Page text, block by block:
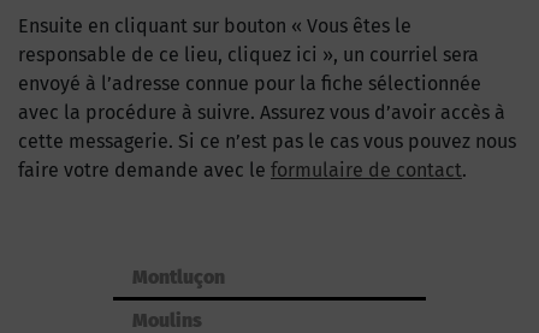
Ensuite en cliquant sur bouton « Vous êtes le
responsable de ce lieu, cliquez ici », un courriel sera
envoyé à l’adresse connue pour la fiche sélectionnée
avec la procédure à suivre. Assurez vous d’avoir accès à
cette messagerie. Si ce n’est pas le cas vous pouvez nous
faire votre demande avec le formulaire de contact.
Montluçon
Moulins